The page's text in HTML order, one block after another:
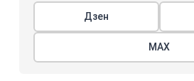
Дзен
МАХ